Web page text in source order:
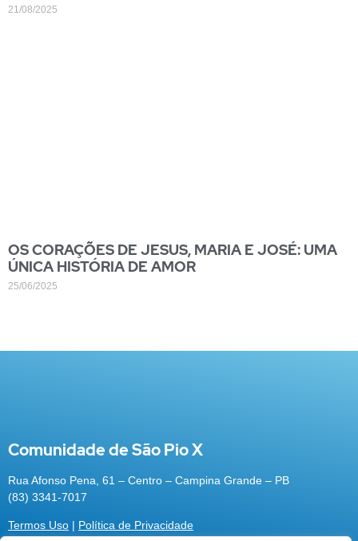
21/08/2025
OS CORAÇÕES DE JESUS, MARIA E JOSÉ: UMA
ÚNICA HISTÓRIA DE AMOR
25/06/2025
Comunidade de São Pio X
Rua Afonso Pena, 61 – Centro – Campina Grande – PB
(83) 3341-7017
Termos Uso | Política de Privacidade